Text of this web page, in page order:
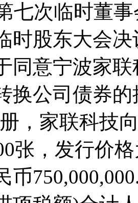
七次临时董
时股东大会
同意宁波家
换公司债券
，家联科技
张，发行价
币